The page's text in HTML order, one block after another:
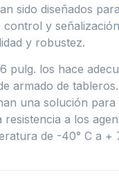
sido diseñados
y
y robustez.
pulg. los hace
armado de tableros.
una solución para
a los
de -40° C a +